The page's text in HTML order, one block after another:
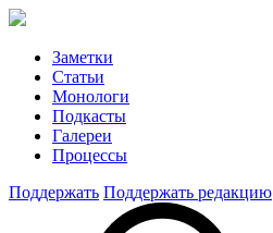
Заметки
Статьи
Монологи
Подкасты
Галереи
Процессы
Поддержать Поддержать редакцию